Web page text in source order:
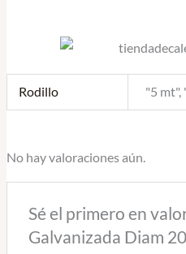
Rodillo "5 mt",
No hay valoraciones aún.
Sé el primero en
Galvanizada Diam